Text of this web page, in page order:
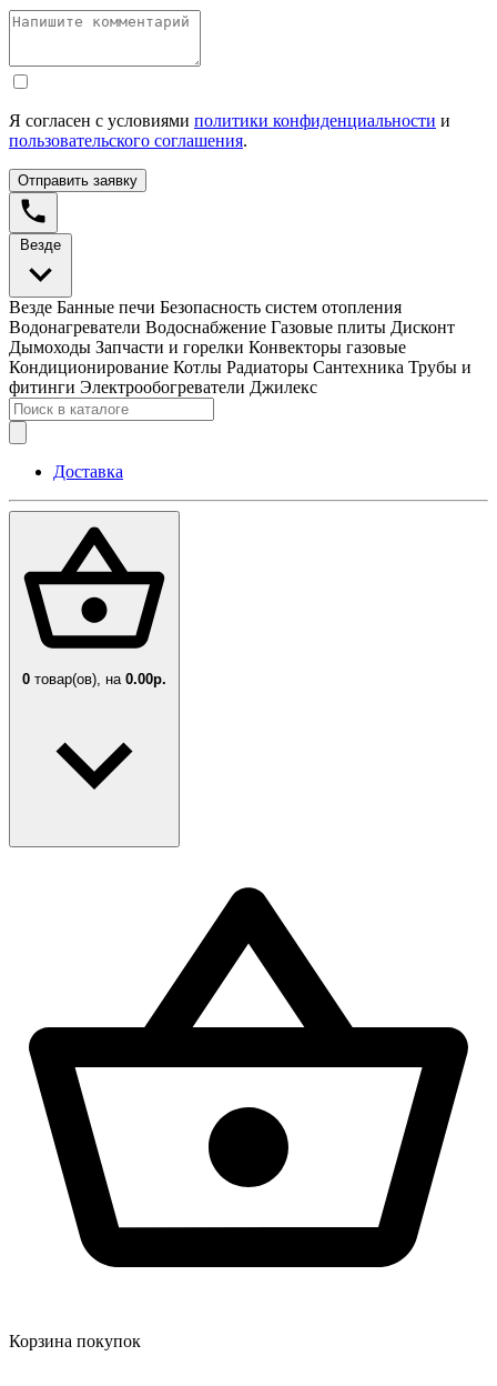
Я согласен с условиями политики конфиденциальности и
пользовательского соглашения.
Отправить заявку
Везде
Везде Банные печи Безопасность систем отопления
Водонагреватели Водоснабжение Газовые плиты Дисконт
Дымоходы Запчасти и горелки Конвекторы газовые
Кондиционирование Котлы Радиаторы Сантехника Трубы и
фитинги Электрообогреватели Джилекс
Доставка
0 товар(ов), на 0.00р.
Корзина покупок